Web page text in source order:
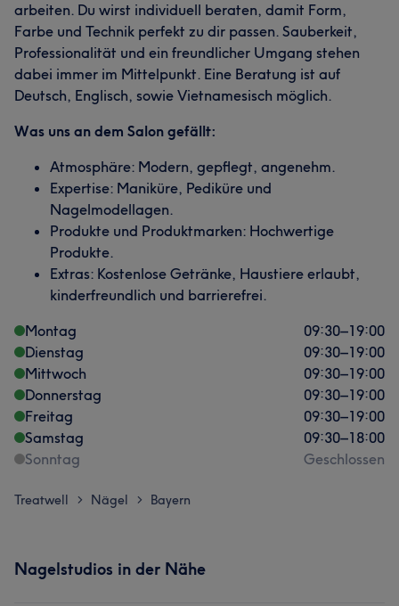
arbeiten. Du wirst individuell beraten, damit Form,
Farbe und Technik perfekt zu dir passen. Sauberkeit,
Professionalität und ein freundlicher Umgang stehen
dabei immer im Mittelpunkt. Eine Beratung ist auf
Deutsch, Englisch, sowie Vietnamesisch möglich.
Was uns an dem Salon gefällt:
Atmosphäre: Modern, gepflegt, angenehm.
Expertise: Maniküre, Pediküre und
Nagelmodellagen.
Produkte und Produktmarken: Hochwertige
Produkte.
Extras: Kostenlose Getränke, Haustiere erlaubt,
kinderfreundlich und barrierefrei.
Montag
09:30–19:00
Dienstag
09:30–19:00
Mittwoch
09:30–19:00
Donnerstag
09:30–19:00
Freitag
09:30–19:00
Samstag
09:30–18:00
Sonntag
Geschlossen
Treatwell > Nägel > Bayern
Nagelstudios in der Nähe